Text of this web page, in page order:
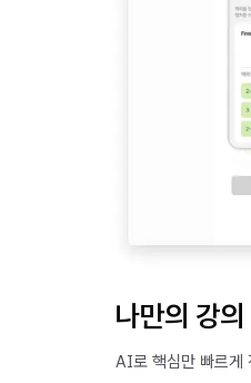
나만의 강
AI로 핵심만 빠르게